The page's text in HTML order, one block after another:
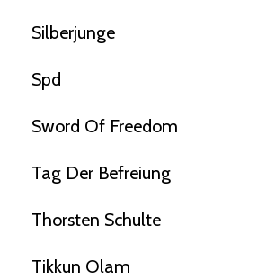
Silberjunge
Spd
Sword Of Freedom
Tag Der Befreiung
Thorsten Schulte
Tikkun Olam